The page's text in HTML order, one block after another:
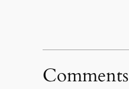
Comments